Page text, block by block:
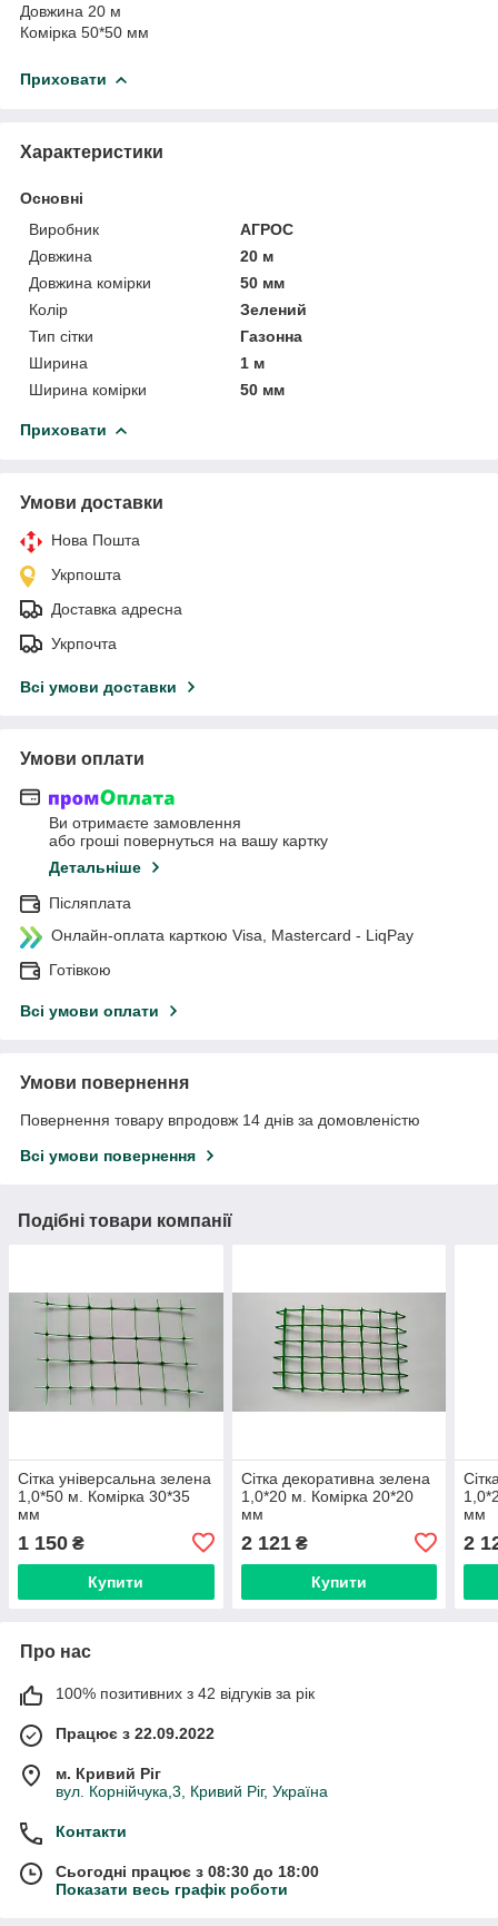
Довжина 20 м
Комірка 50*50 мм
Приховати
Характеристики
Основні
Виробник
АГРОС
Довжина
20 м
Довжина комірки
50 мм
Колір
Зелений
Тип сітки
Газонна
Ширина
1 м
Ширина комірки
50 мм
Приховати
Умови доставки
Нова Пошта
Укрпошта
Доставка адресна
Укрпочта
Всі умови доставки
Умови оплати
Ви отримаєте замовлення
або гроші повернуться на вашу картку
Детальніше
Післяплата
Онлайн-оплата карткою Visa, Mastercard - LiqPay
Готівкою
Всі умови оплати
Умови повернення
Повернення товару впродовж 14 днів за домовленістю
Всі умови повернення
Подібні товари компанії
Сітка універсальна зелена
1,0*50 м. Комірка 30*35
мм
1 150 ₴
Купити
Сітка декоративна зелена
1,0*20 м. Комірка 20*20
мм
2 121₴
Купити
мм
2
Про нас
100% позитивних з 42 відгуків за рік
Працює з 22.09.2022
м. Кривий Ріг
вул. Корнійчука,3, Кривий Ріг, Україна
Контакти
Сьогодні працює з 08:30 до 18:00
Показати весь графік роботи